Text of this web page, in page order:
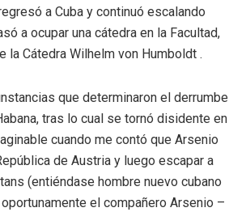
a Cuba y continuó escalando
a ocupar una cátedra en la Facultad,
Cátedra Wilhelm von Humboldt .
que determinaron el derrumbe
tras lo cual se tornó disidente en
cuando me contó que Arsenio
de Austria y luego escapar a
(entiéndase hombre nuevo cubano
el compañero Arsenio –